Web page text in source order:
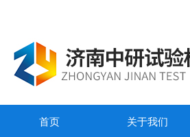
首页 关于我们